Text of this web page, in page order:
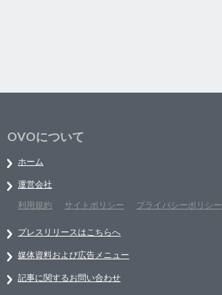
OVOについて
ホーム
運営会社
利用規約
サイトポリシー プライバシーポリシー
プレスリリースはこちらへ
媒体資料および広告メニュー
記事に関するお問い合わせ